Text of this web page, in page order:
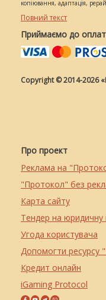
копіювання, адаптація,
Повний текст
Приймаємо до
Copyright © 2014-2026
Про проект
Реклама на
"Протокол" без
Карта сайту
Тендер на юридичну
Угода користувача
Допомогти ресурсу
Кредит онлайн
iGaming Protocol